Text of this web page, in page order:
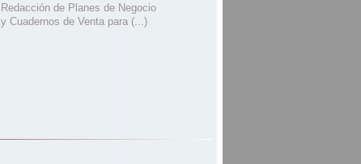
Redacción de Planes de Negocio
y Cuadernos de Venta para (...)